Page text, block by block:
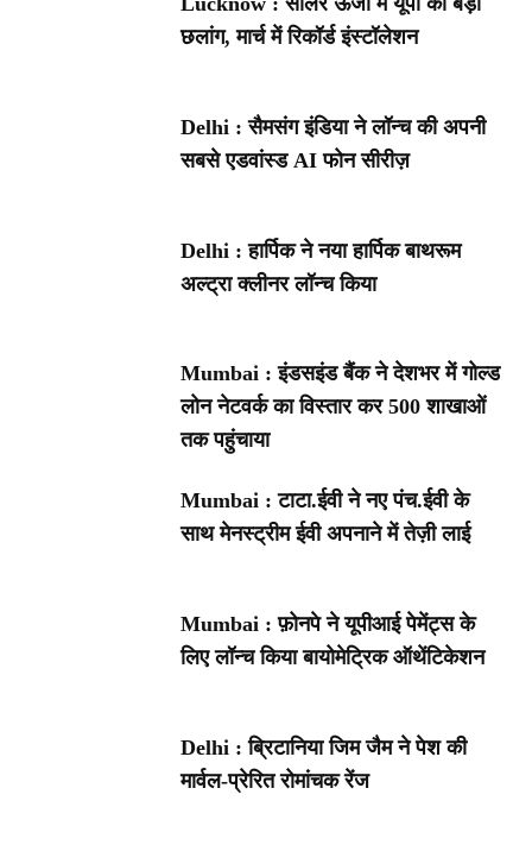
छलांग, मार्च में रिकॉर्ड इंस्टॉलेशन
Delhi : सैमसंग इंडिया ने लॉन्च की अपनी
सबसे एडवांस्ड AI फोन सीरीज़
Delhi : हार्पिक ने नया हार्पिक बाथरूम
अल्ट्रा क्लीनर लॉन्च किया
Mumbai : इंडसइंड बैंक ने देशभर में गोल्ड
लोन नेटवर्क का विस्तार कर 500 शाखाओं
तक पहुंचाया
Mumbai : टाटा.ईवी ने नए पंच.ईवी के
साथ मेनस्ट्रीम ईवी अपनाने में तेज़ी लाई
Mumbai : फ़ोनपे ने यूपीआई पेमेंट्स के
लिए लॉन्च किया बायोमेट्रिक ऑथेंटिकेशन
Delhi : ब्रिटानिया जिम जैम ने पेश की
मार्वल-प्रेरित रोमांचक रेंज